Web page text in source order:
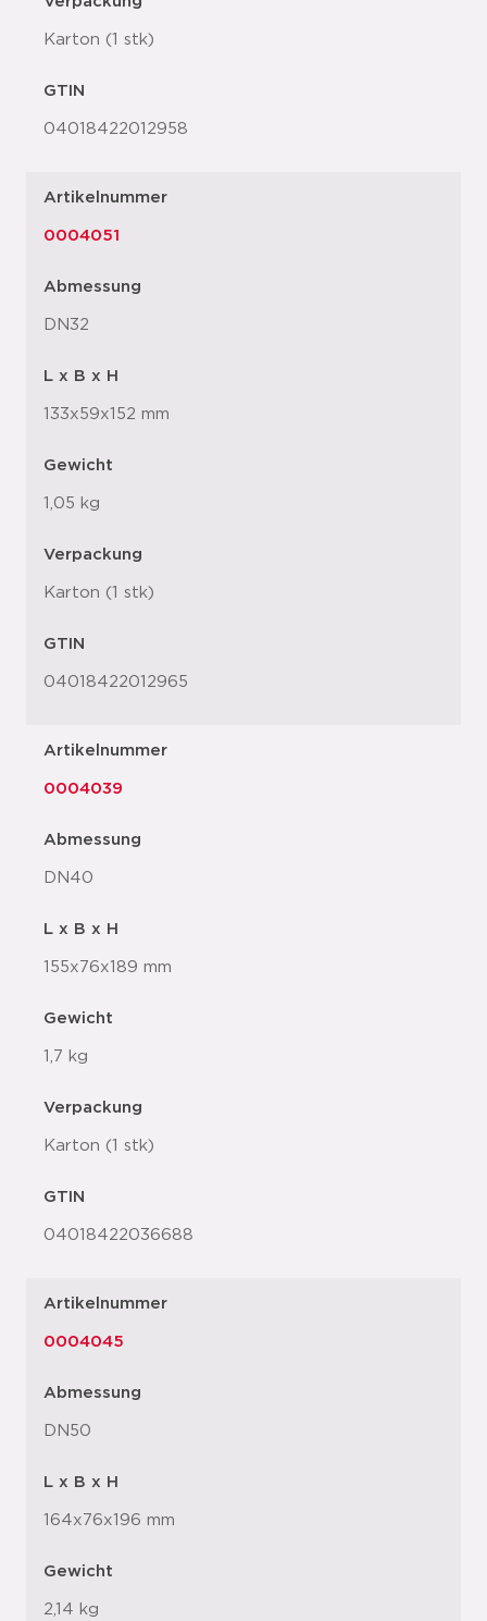
Karton (1 stk)
GTIN
04018422012958
Artikelnummer
0004051
Abmessung
DN32
L x B x H
133x59x152 mm
Gewicht
1,05 kg
Verpackung
Karton (1 stk)
GTIN
04018422012965
Artikelnummer
0004039
Abmessung
DN40
L x B x H
155x76x189 mm
Gewicht
1,7 kg
Verpackung
Karton (1 stk)
GTIN
04018422036688
Artikelnummer
0004045
Abmessung
DN50
L x B x H
164x76x196 mm
Gewicht
2,14 kg